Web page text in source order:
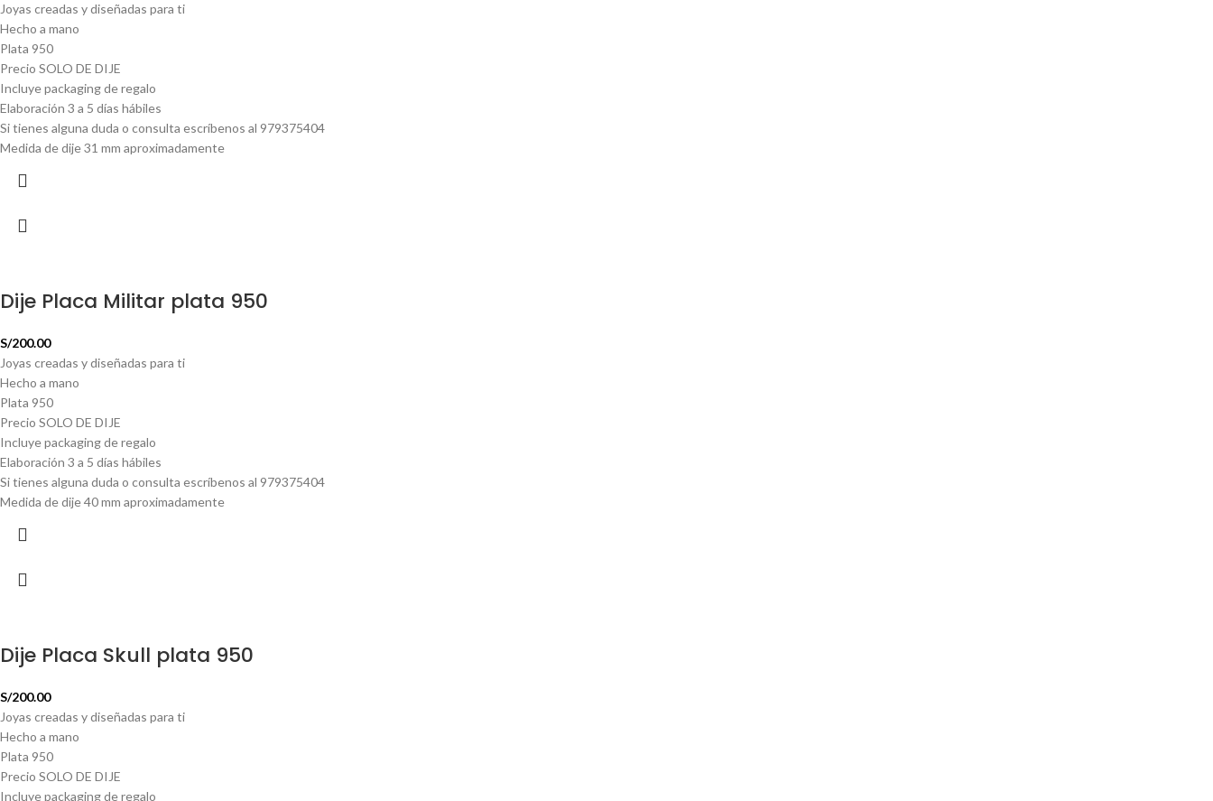
Joyas creadas y diseñadas para ti
Hecho a mano
Plata 950
Precio SOLO DE DIJE
Incluye packaging de regalo
Elaboración 3 a 5 días hábiles
Si tienes alguna duda o consulta escríbenos al 979375404
Medida de dije 31 mm aproximadamente
Dije Placa Militar plata 950
S/200.00
Joyas creadas y diseñadas para ti
Hecho a mano
Plata 950
Precio SOLO DE DIJE
Incluye packaging de regalo
Elaboración 3 a 5 días hábiles
Si tienes alguna duda o consulta escríbenos al 979375404
Medida de dije 40 mm aproximadamente
Dije Placa Skull plata 950
S/200.00
Joyas creadas y diseñadas para ti
Hecho a mano
Plata 950
Precio SOLO DE DIJE
Incluye packaging de regalo